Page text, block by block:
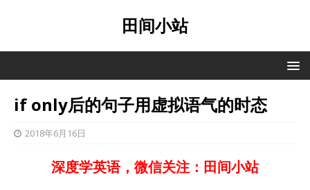
田间小站
if only后的句子用虚拟语气的时态
2018年6月16日
深度学英语，微信关注：田间小站